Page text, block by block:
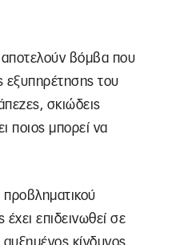
αποτελούν βόμβα που
εξυπηρέτησης του
σκιώδεις
ποιος μπορεί να
προβληματικού
επιδεινωθεί σε
αυξημένος κίνδυνος